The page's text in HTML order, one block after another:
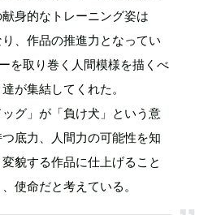
身的なトレーニング姿は
、作品の推進力となってい
を取り巻く人間模様を描くべ
が集結してくれた。
グ」が「負け犬」という意
底力、人間力の可能性を知
貌する作品に仕上げること
使命だと考えている。